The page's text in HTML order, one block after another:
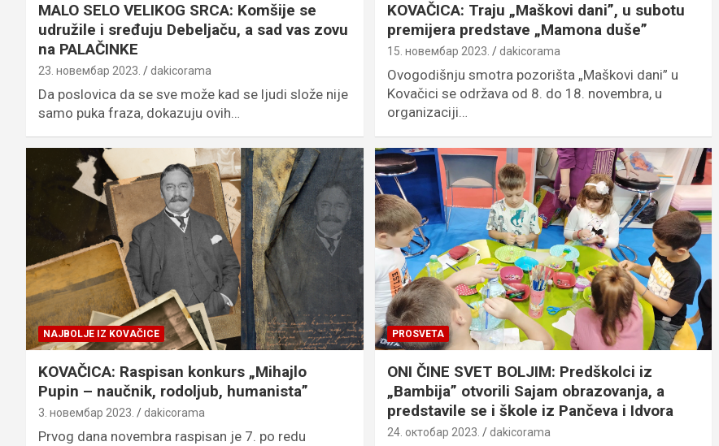
MALO SELO VELIKOG SRCA: Komšije se
udružile i sređuju Debeljaču, a sad vas zovu
na PALAČINKE
23. новембар 2023. dakicorama
Da poslovica da se sve može kad se ljudi slože nije
samo puka fraza, dokazuju ovih…
KOVAČICA: Traju „Maškovi dani”, u subotu
premijera predstave „Mamona duše”
15. новембар 2023. dakicorama
Ovogodišnju smotra pozorišta „Maškovi dani” u
Kovačici se održava od 8. do 18. novembra, u
organizaciji…
NAJBOLJE IZ KOVAČICE
KOVAČICA: Raspisan konkurs „Mihajlo
Pupin – naučnik, rodoljub, humanista”
3. новембар 2023. dakicorama
Prvog dana novembra raspisan je 7. po redu
PROSVETA
ONI ČINE SVET BOLJIM: Predškolci iz
„Bambija” otvorili Sajam obrazovanja, a
predstavile se i škole iz Pančeva i Idvora
24. октобар 2023. dakicorama